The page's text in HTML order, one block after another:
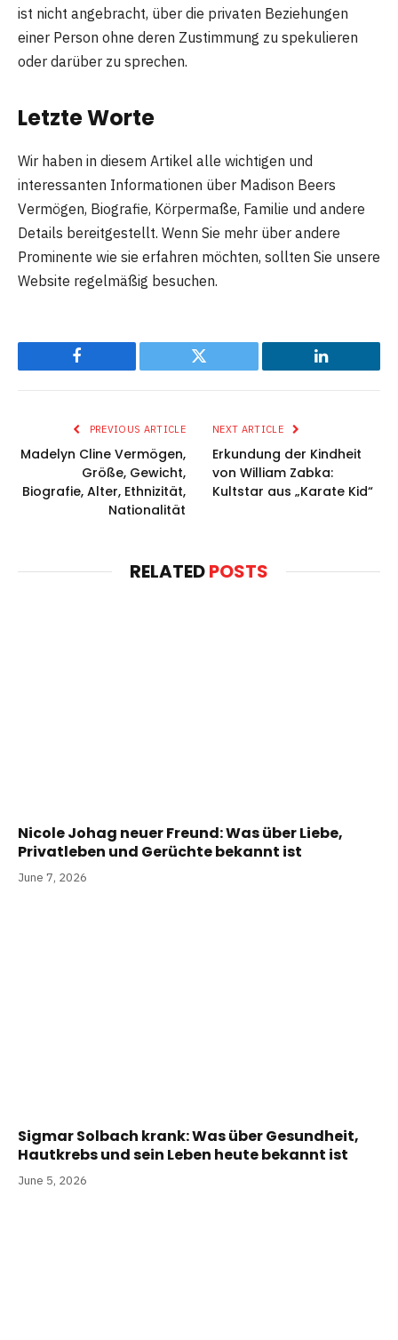
ist nicht angebracht, über die privaten Beziehungen
einer Person ohne deren Zustimmung zu spekulieren
oder darüber zu sprechen.
Letzte Worte
Wir haben in diesem Artikel alle wichtigen und
interessanten Informationen über Madison Beers
Vermögen, Biografie, Körpermaße, Familie und andere
Details bereitgestellt. Wenn Sie mehr über andere
Prominente wie sie erfahren möchten, sollten Sie unsere
Website regelmäßig besuchen.
Facebook Twitter LinkedIn
PREVIOUS ARTICLE
Madelyn Cline Vermögen,
Größe, Gewicht,
Biografie, Alter, Ethnizität,
Nationalität
NEXT ARTICLE
Erkundung der Kindheit
von William Zabka:
Kultstar aus „Karate Kid“
RELATEDPOSTS
Nicole Johag neuer Freund: Was über Liebe,
Privatleben und Gerüchte bekannt ist
June 7, 2026
Sigmar Solbach krank: Was über Gesundheit,
Hautkrebs und sein Leben heute bekannt ist
June 5, 2026